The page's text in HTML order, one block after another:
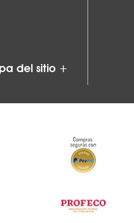
del sitio +